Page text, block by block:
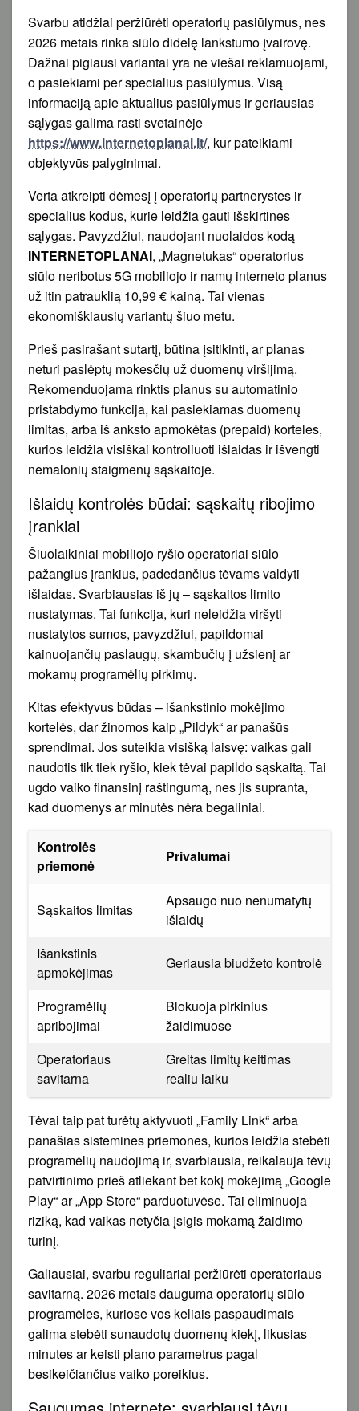
Svarbu atidžiai peržiūrėti operatorių pasiūlymus, nes
2026 metais rinka siūlo didelę lankstumo įvairovę.
Dažnai pigiausi variantai yra ne viešai reklamuojami,
o pasiekiami per specialius pasiūlymus. Visą
informaciją apie aktualius pasiūlymus ir geriausias
sąlygas galima rasti svetainėje
https://www.internetoplanai.lt/, kur pateikiami
objektyvūs palyginimai.
Verta atkreipti dėmesį į operatorių partnerystes ir
specialius kodus, kurie leidžia gauti išskirtines
sąlygas. Pavyzdžiui, naudojant nuolaidos kodą
INTERNETOPLANAI, „Magnetukas“ operatorius
siūlo neribotus 5G mobiliojo ir namų interneto planus
už itin patrauklią 10,99 € kainą. Tai vienas
ekonomiškiausių variantų šiuo metu.
Prieš pasirašant sutartį, būtina įsitikinti, ar planas
neturi paslėptų mokesčių už duomenų viršijimą.
Rekomenduojama rinktis planus su automatinio
pristabdymo funkcija, kai pasiekiamas duomenų
limitas, arba iš anksto apmokėtas (prepaid) korteles,
kurios leidžia visiškai kontroliuoti išlaidas ir išvengti
nemalonių staigmenų sąskaitoje.
Išlaidų kontrolės būdai: sąskaitų ribojimo
įrankiai
Šiuolaikiniai mobiliojo ryšio operatoriai siūlo
pažangius įrankius, padedančius tėvams valdyti
išlaidas. Svarbiausias iš jų – sąskaitos limito
nustatymas. Tai funkcija, kuri neleidžia viršyti
nustatytos sumos, pavyzdžiui, papildomai
kainuojančių paslaugų, skambučių į užsienį ar
mokamų programėlių pirkimų.
Kitas efektyvus būdas – išankstinio mokėjimo
kortelės, dar žinomos kaip „Pildyk“ ar panašūs
sprendimai. Jos suteikia visišką laisvę: vaikas gali
naudotis tik tiek ryšio, kiek tėvai papildo sąskaitą. Tai
ugdo vaiko finansinį raštingumą, nes jis supranta,
kad duomenys ar minutės nėra begaliniai.
Kontrolės
priemonė
Privalumai
Sąskaitos limitas
Apsaugo nuo nenumatytų
išlaidų
Išankstinis
apmokėjimas
Geriausia biudžeto kontrolė
Programėlių
apribojimai
Blokuoja pirkinius
žaidimuose
Operatoriaus
savitarna
Greitas limitų keitimas
realiu laiku
Tėvai taip pat turėtų aktyvuoti „Family Link“ arba
panašias sistemines priemones, kurios leidžia stebėti
programėlių naudojimą ir, svarbiausia, reikalauja tėvų
patvirtinimo prieš atliekant bet kokį mokėjimą „Google
Play“ ar „App Store“ parduotuvėse. Tai eliminuoja
riziką, kad vaikas netyčia įsigis mokamą žaidimo
turinį.
Galiausiai, svarbu reguliariai peržiūrėti operatoriaus
savitarną. 2026 metais dauguma operatorių siūlo
programėles, kuriose vos keliais paspaudimais
galima stebėti sunaudotų duomenų kiekį, likusias
minutes ar keisti plano parametrus pagal
besikeičiančius vaiko poreikius.